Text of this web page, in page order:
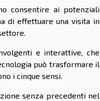
consentire ai potenziali
di effettuare una visita in
e interattive, che
può trasformare il
i cinque sensi.
senza precedenti nel